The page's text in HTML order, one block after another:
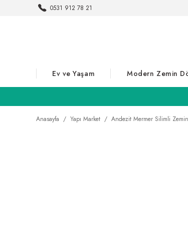
0531 912 78 21
Ev ve Yaşam Modern Zemin
Anasayfa Yapı Market Andezit Mermer Silimli